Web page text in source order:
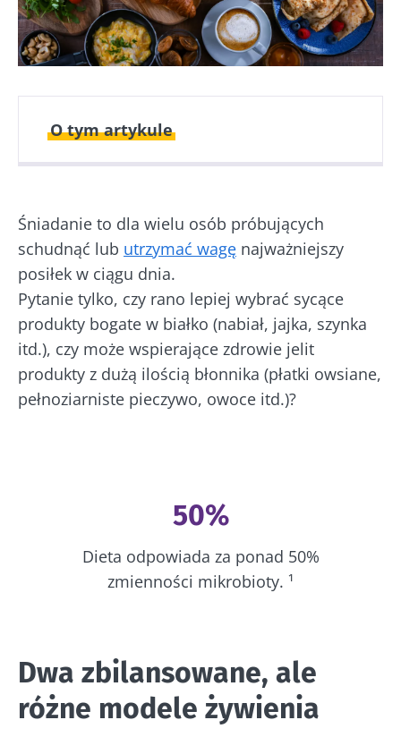
O tym artykule
Śniadanie to dla wielu osób próbujących
schudnąć lub utrzymać wagę najważniejszy
posiłek w ciągu dnia.
Pytanie tylko, czy rano lepiej wybrać sycące
produkty bogate w białko (nabiał, jajka, szynka
itd.), czy może wspierające zdrowie jelit
produkty z dużą ilością błonnika (płatki owsiane,
pełnoziarniste pieczywo, owoce itd.)?
50%
Dieta odpowiada za ponad 50%
zmienności mikrobioty. ¹
Dwa zbilansowane, ale
różne modele żywienia